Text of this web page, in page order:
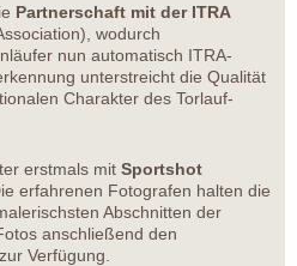
Partnerschaft mit der ITRA
wodurch
nun automatisch ITRA-
unterstreicht die Qualität
Charakter des Torlauf-
erstmals mit Sportshot
erfahrenen Fotografen halten die
Abschnitten der
anschließend den
Verfügung.